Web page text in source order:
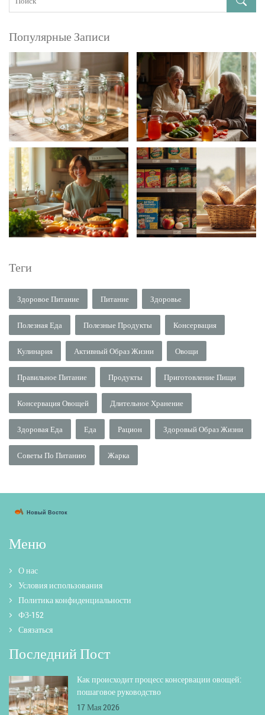
Популярные Записи
Теги
Здоровое Питание Питание Здоровье
Полезная Еда Полезные Продукты Консервация
Кулинария Активный Образ Жизни Овощи
Правильное Питание Продукты Приготовление Пищи
Консервация Овощей Длительное Хранение
Здоровая Еда Еда Рацион Здоровый Образ Жизни
Советы По Питанию Жарка
Меню
О нас
Условия использования
Политика конфиденциальности
ФЗ-152
Связаться
Последний Пост
Как происходит процесс консервации овощей:
пошаговое руководство
17 Мая 2026